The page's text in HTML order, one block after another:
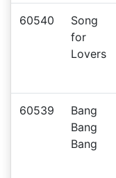
60540
Song
for
Lovers
60539
Bang
Bang
Bang